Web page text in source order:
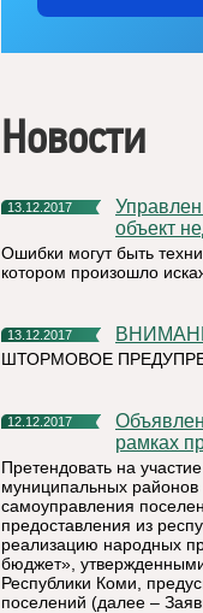
Новости
13.12.2017
Управление Росреестра по Республике Коми: что делать, если
объект
Ошибки могут быть
котором произошло
13.12.2017
ШТОРМОВОЕ
12.12.2017
Объявление о проведении отбора народных проектов в
рамках
Претендовать на
муниципальных районов
самоуправления
предоставления из
реализацию народных
бюджет»,
Республики Коми,
поселений (далее –